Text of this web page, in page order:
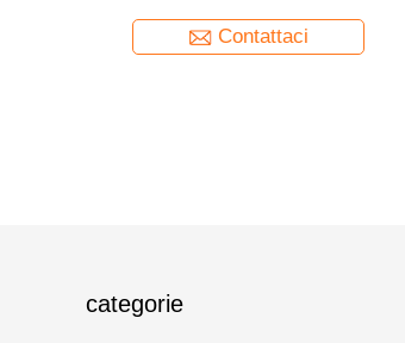
Contattaci
categorie